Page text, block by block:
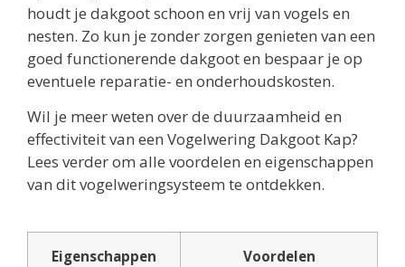
houdt je dakgoot schoon en vrij van vogels en
nesten. Zo kun je zonder zorgen genieten van een
goed functionerende dakgoot en bespaar je op
eventuele reparatie- en onderhoudskosten.
Wil je meer weten over de duurzaamheid en
effectiviteit van een Vogelwering Dakgoot Kap?
Lees verder om alle voordelen en eigenschappen
van dit vogelweringsysteem te ontdekken.
Eigenschappen Voordelen